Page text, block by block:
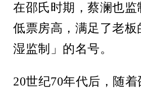
在邵氏时期，蔡澜也
低票房高，满足了老
湿监制」的名号。
20世纪70年代后，随